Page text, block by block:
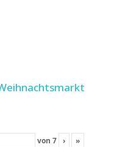
von 7 › »